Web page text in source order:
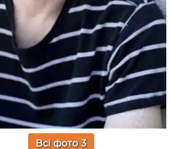
Всі фото 3